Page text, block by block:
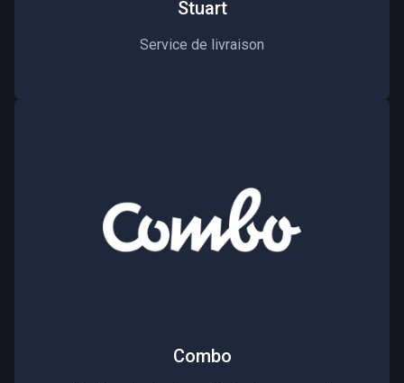
Stuart
Service de livraison
Combo